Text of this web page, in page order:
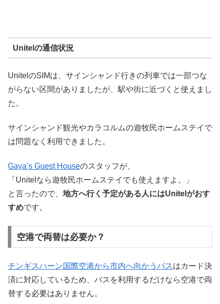
Unitelの通信状況
UnitelのSIMは、サインシャンド行きの列車では一部つな
がらない区間がありましたが、駅や街に近づくと使えまし
た。
サインシャンド観光やカラコルムの遊牧民ホームステイで
は問題なく利用できました。
Gaya’s Guest Houseのスタッフが、
「Unitelなら遊牧民ホームステイでも使えますよ。」
と言ったので、 地方へ行く予定がある人にはUnitelがおす
すめです。
空港で両替は必要か？
チンギスハーン国際空港から市内へ向かうバスはカード決
済に対応しているため、バスを利用するだけなら空港で両
替する必要はありません。